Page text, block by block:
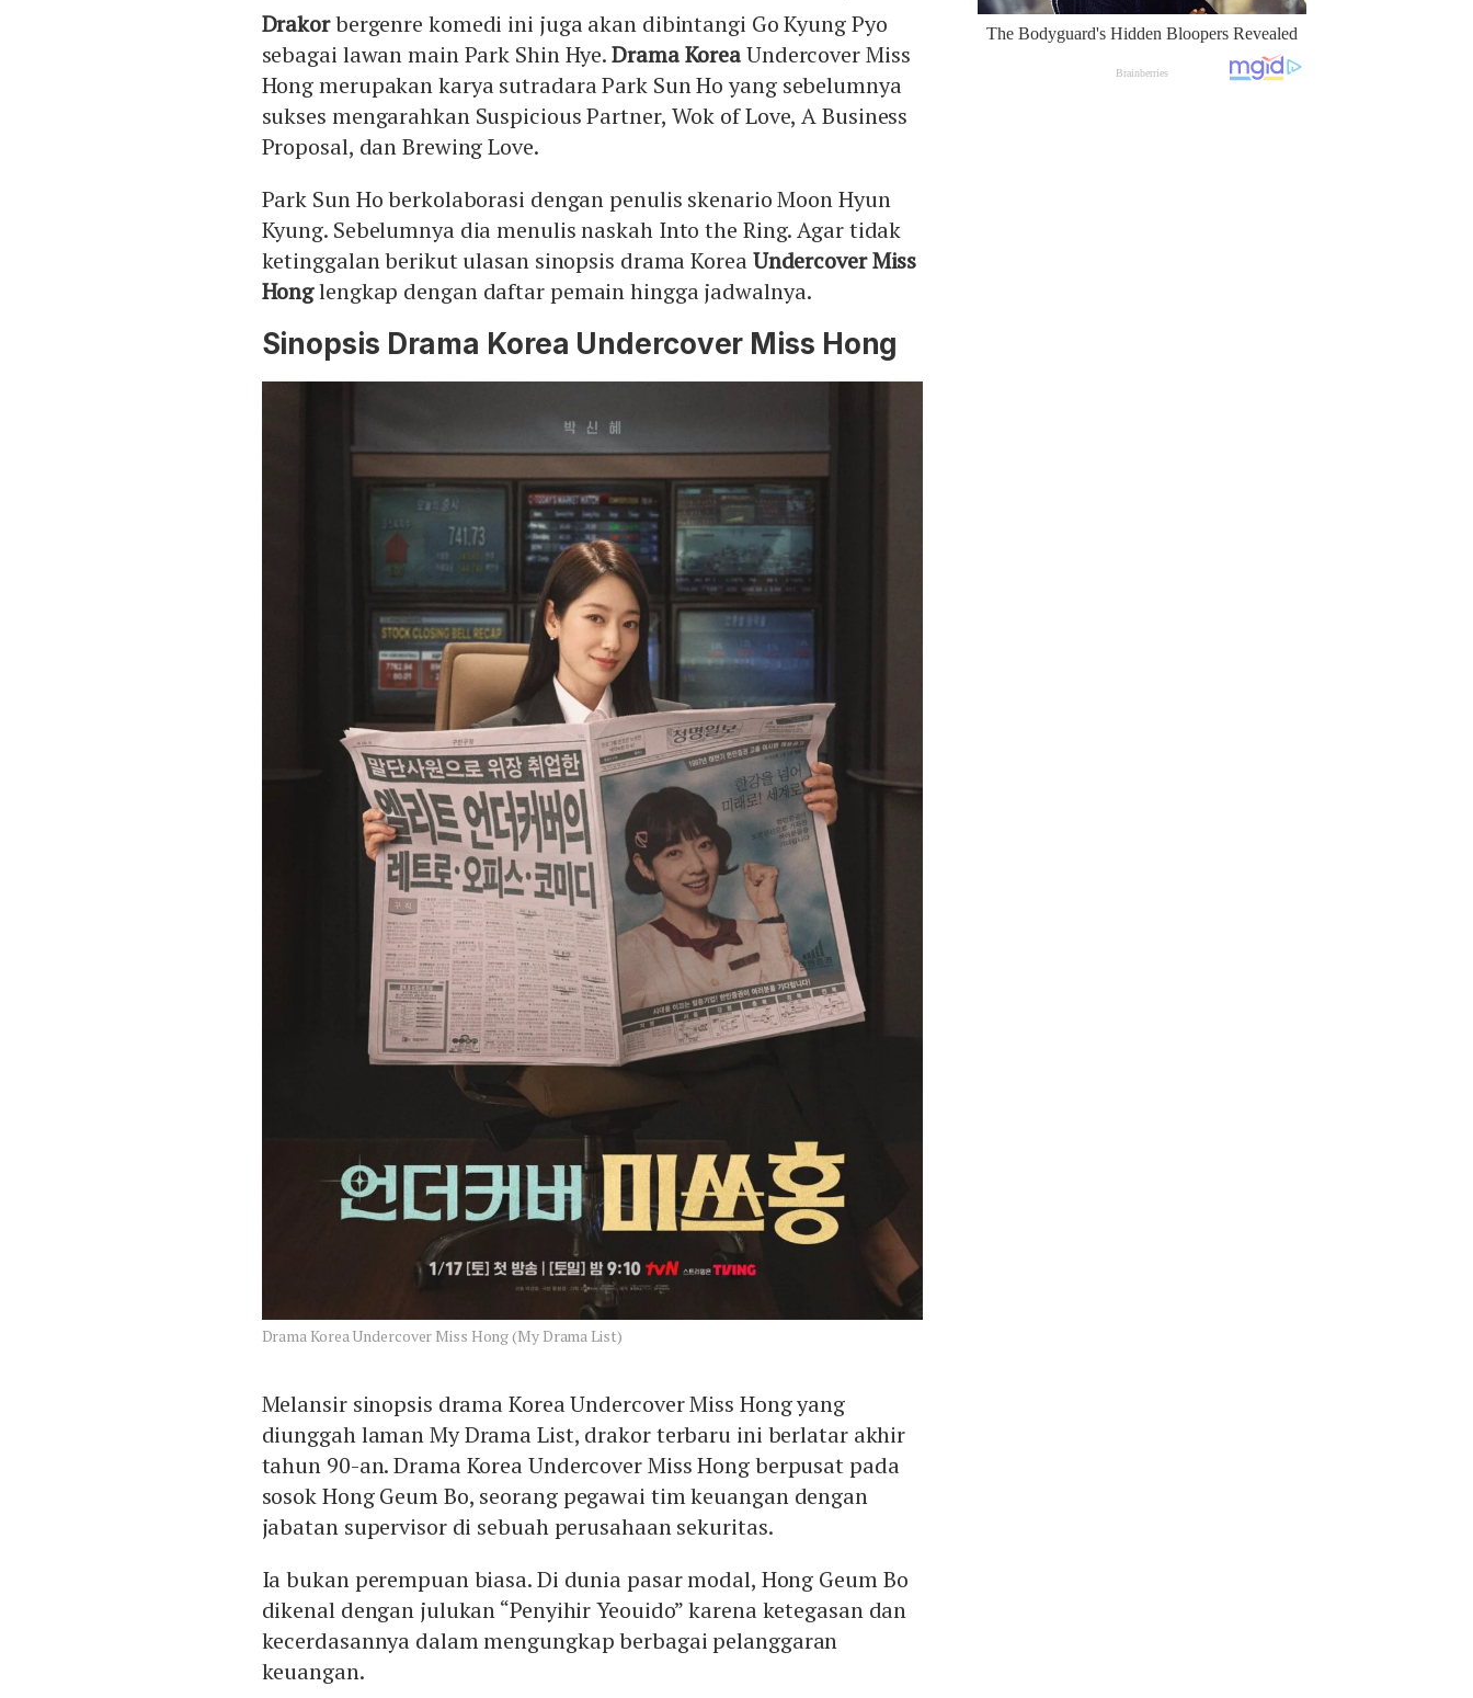
Mute
Drakorbergenre komedi ini juga akan dibintangi Go Kyung Pyo
sebagai lawan main Park Shin Hye.Drama KoreaUndercover Miss
Hong merupakan karya sutradara Park Sun Ho yang sebelumnya
sukses mengarahkan Suspicious Partner, Wok of Love, A Business
Proposal, dan Brewing Love.
Park Sun Ho berkolaborasi dengan penulis skenario Moon Hyun
Kyung. Sebelumnya dia menulis naskah Into the Ring. Agar tidak
ketinggalan berikut ulasan sinopsis drama KoreaUndercover Miss
Honglengkap dengan daftar pemain hingga jadwalnya.
Sinopsis Drama Korea Undercover Miss Hong
Drama Korea Undercover Miss Hong (My Drama List)
Melansir sinopsis drama Korea Undercover Miss Hong yang
diunggah laman My Drama List, drakor terbaru ini berlatar akhir
tahun 90-an. Drama Korea Undercover Miss Hong berpusat pada
sosok Hong Geum Bo, seorang pegawai tim keuangan dengan
jabatan supervisor di sebuah perusahaan sekuritas.
Ia bukan perempuan biasa. Di dunia pasar modal, Hong Geum Bo
dikenal dengan julukan “Penyihir Yeouido” karena ketegasan dan
kecerdasannya dalam mengungkap berbagai pelanggaran
keuangan.